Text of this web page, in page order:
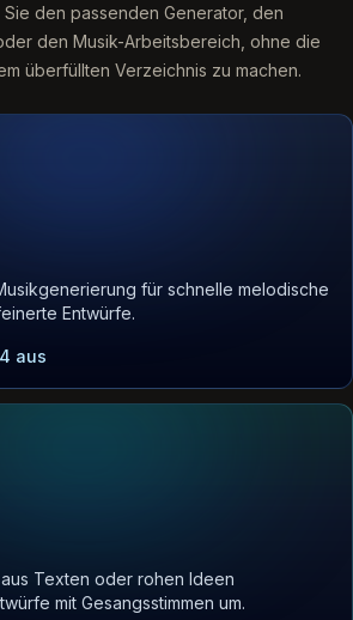
Sie den passenden Generator, den
den Musik-Arbeitsbereich, ohne die
überfüllten Verzeichnis zu machen.
für schnelle melodische
Entwürfe.
aus
Texten oder rohen Ideen
mit Gesangsstimmen um.